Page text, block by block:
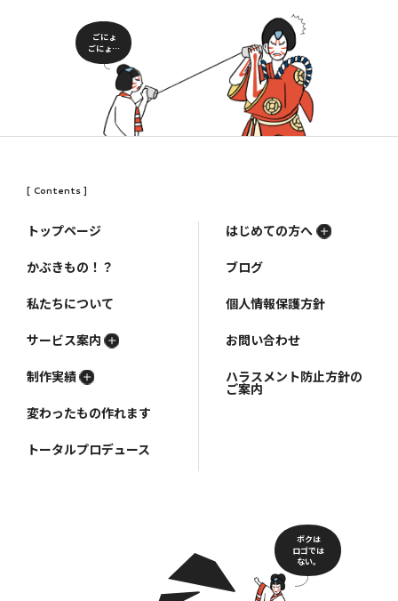
ごにょ
ごにょ…
[ Contents ]
トップページ
かぶきもの！？
私たちについて
サービス案内
制作実績
変わったもの作れます
トータルプロデュース
はじめての方へ
ブログ
個人情報保護方針
お問い合わせ
ハラスメント防止方針の
ご案内
ボクは
ロゴでは
ない。